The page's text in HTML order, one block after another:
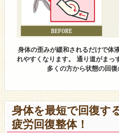
身体の歪みが緩和されるだけで体
れやすくなります。 通り道がまっ
多くの方から状態の回復
身体を最短で回復す
疲労回復整体！